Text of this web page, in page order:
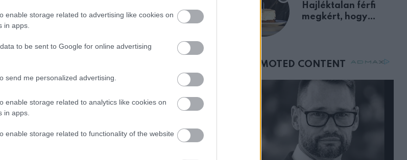
enable storage related to advertising like cookies on
in apps.
to be sent to Google for online advertising
send me personalized advertising.
enable storage related to analytics like cookies on
in apps.
enable storage related to functionality of the website
Hajléktalan férfi
megkért, hogy
mellettem ült az első